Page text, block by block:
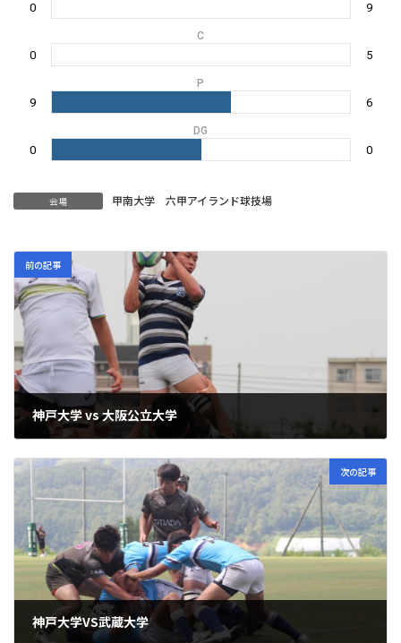
0 9
C
0 5
P
9 6
DG
0 0
会場 甲南大学 六甲アイランド球技場
前の記事
神戸大学 vs 大阪公立大学
2023年6月18日
次の記事
神戸大学VS武蔵大学